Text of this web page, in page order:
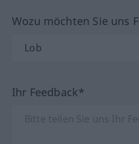
Wozu möchten Sie uns
Ihr Feedback*